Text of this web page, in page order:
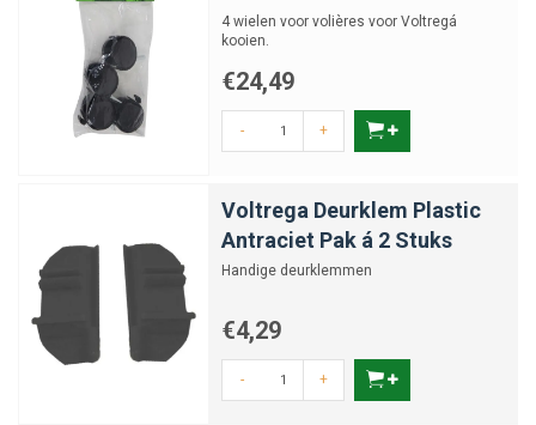
4 wielen voor volières voor Voltregá
kooien.
€24,49
- +
Voltrega Deurklem Plastic
Antraciet Pak á 2 Stuks
Handige deurklemmen
€4,29
- +